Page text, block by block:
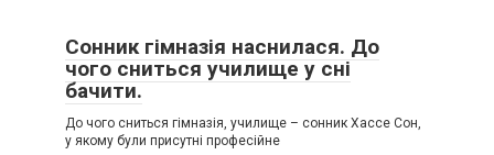
Сонник гімназія наснилася. До
чого сниться училище у сні
бачити.
До чого сниться гімназія, училище – сонник Хассе Сон,
у якому були присутні професійне